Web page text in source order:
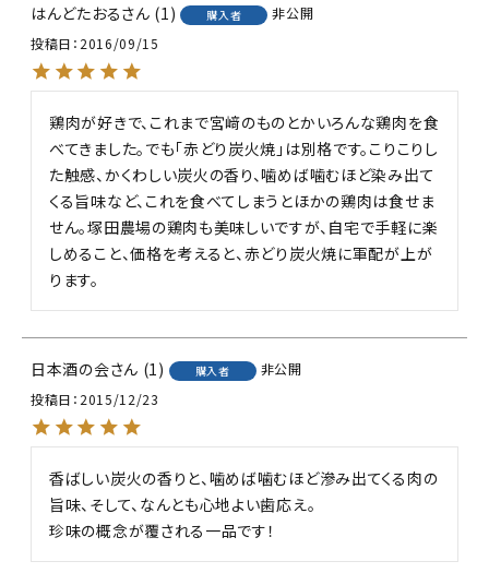
はんどたおる 1 購入者
非公開
投稿日 2016/09/15
鶏肉が好きで、これまで宮﨑のものとかいろんな鶏肉を食
べてきました。でも「赤どり炭火焼」は別格です。こりこりし
た触感、かくわしい炭火の香り、噛めば噛むほど染み出て
くる旨味など、これを食べてしまうとほかの鶏肉は食せま
せん。塚田農場の鶏肉も美味しいですが、自宅で手軽に楽
しめること、価格を考えると、赤どり炭火焼に軍配が上が
日本酒の会 1 購入者
非公開
投稿日 2015/12/23
香ばしい炭火の香りと、噛めば噛むほど滲み出てくる肉の
旨味、そして、なんとも心地よい歯応え。
珍味の概念が覆される一品です！